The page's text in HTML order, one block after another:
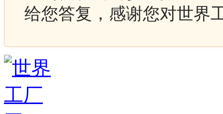
给您答复，感谢您对世界